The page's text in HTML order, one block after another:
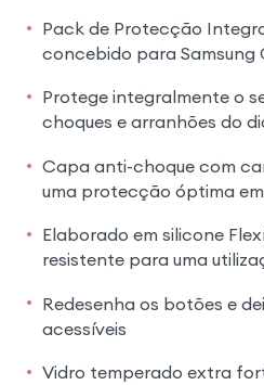
Pack de Protecção
concebido para Samsung
Protege integralmente o
choques e arranhões do
Capa anti-choque com
uma protecção óptima
Elaborado em silicone
resistente para uma
Redesenha os botões e
acessíveis
Vidro temperado extra